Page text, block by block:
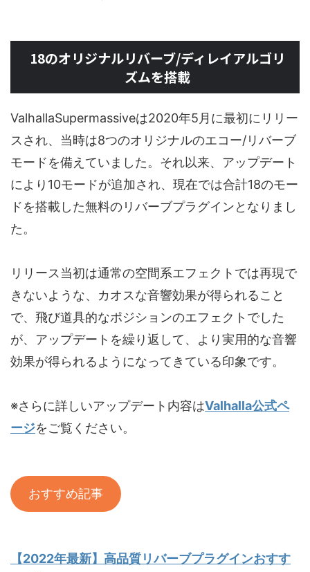
18のオリジナルリバーブ/ディレイアルゴリ
ズムを搭載
ValhallaSupermassiveは2020年5月に最初にリリー
スされ、当時は8つのオリジナルのエコー/リバーブ
モードを備えていました。それ以来、アップデート
により10モードが追加され、現在では合計18のモー
ドを搭載した無料のリバーブプラグインとなりまし
た。
リリース当初は通常の空間系エフェクトでは再現で
きないような、カオスな音響効果が得られること
で、飛び道具的なポジションのエフェクトでした
が、アップデートを繰り返して、より実用的な音響
効果が得られるようになってきている印象です。
※さらに詳しいアップデート内容はValhalla公式ペ
ージをご覧ください。
おすすめ記事
【2022年最新】高品質リバーブプラグインおすす